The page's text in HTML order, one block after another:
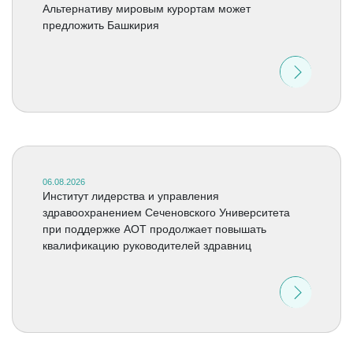
Альтернативу мировым курортам может
предложить Башкирия
06.08.2026
Институт лидерства и управления
здравоохранением Сеченовского Университета
при поддержке АОТ продолжает повышать
квалификацию руководителей здравниц